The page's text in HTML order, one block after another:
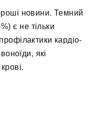
новини. Темний
є не тільки
кардіо-
які